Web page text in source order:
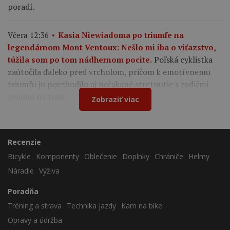
poradí.
Včera 12:36
Kasia Niewiadoma po triumfe na
legendárnom Mont Ventoux: Nešlo mi iba o víťazstvo,
túžila som po tom nádhernom pocite. Poľská cyklistka
zaútočila ďaleko pred vrcholom, pričom k emotívnemu
triumfu ju povzbudilo aj nečakané stretnutie s rodičmi
Zobraziť viac
Recenzie
Bicykle
Komponenty Oblečenie Doplnky Chrániče
Helmy
Náradie Výživa
Poradňa
Tréning a strava
Technika jazdy
Kam na bike
Opravy a údržba